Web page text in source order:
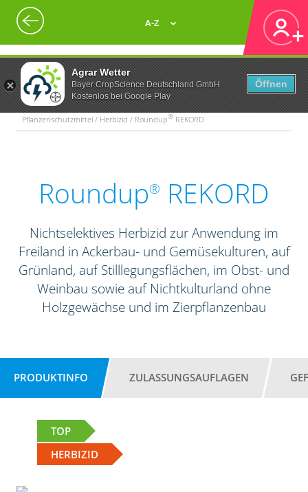
Agrar Wetter
Bayer CropScience Deutschland GmbH
Kostenlos bei Google Play
Öffnen
A-Z
Pflanzenschutzmittel / Herbizid / Roundup® REKORD
Roundup® REKORD
Nichtselektives Herbizid zur Anwendung im
Freiland in Ackerbau- und Gemüsekulturen, auf
Grünland, auf Stilllegungsflächen, im Obst- und
Weinbau sowie auf Nichtkulturland ohne
Holzgewächse und im Zierpflanzenbau
PRODUKTINFO ZULASSUNGSAUFLAGEN
TOP
HERBIZID